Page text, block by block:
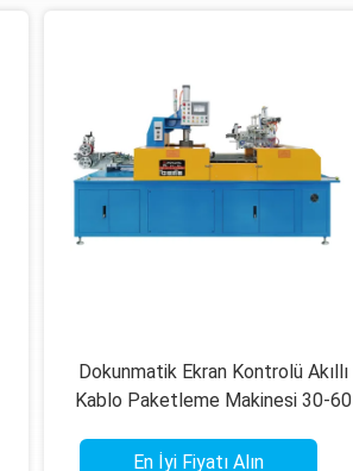
Dokunmatik Ekran Kontrolü Akıllı
Kablo Paketleme Makinesi 30-60
En İyi Fiyatı Alın